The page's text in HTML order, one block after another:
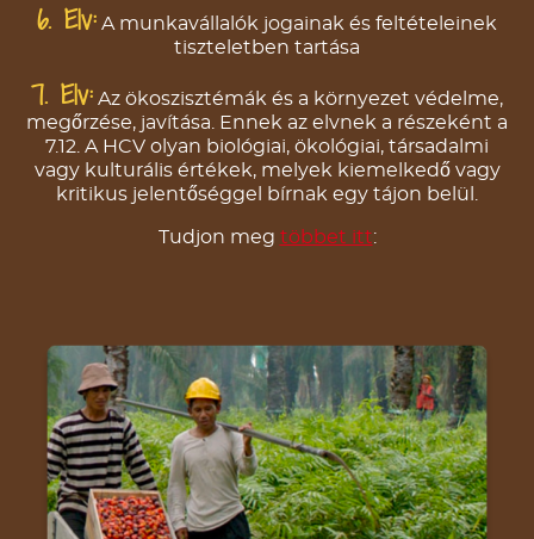
6. Elv: A munkavállalók jogainak és feltételeinek
tiszteletben tartása
7. Elv: Az ökoszisztémák és a környezet védelme,
megőrzése, javítása. Ennek az elvnek a részeként a
7.12. A HCV olyan biológiai, ökológiai, társadalmi
vagy kulturális értékek, melyek kiemelkedő vagy
kritikus jelentőséggel bírnak egy tájon belül.
Tudjon meg többet itt: